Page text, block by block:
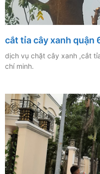
cắt tỉa cây xanh quận
dịch vụ chặt cây xanh ,cắt
chí minh.